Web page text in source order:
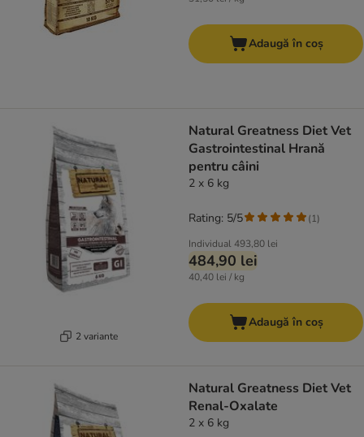
Adaugă în coș
2 variante
Natural Greatness Diet Vet
Gastrointestinal Hrană
pentru câini
2 x 6 kg
Individual493,80 lei
484,90 lei
40,40 lei / kg
Rating: 5/5 (1)
Adaugă în coș
Natural Greatness Diet Vet
Renal-Oxalate
2 x 6 kg